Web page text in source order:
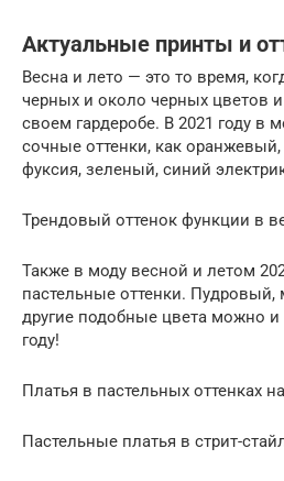
Актуальные принты и
Весна и лето — это то время,
черных и около черных цветов
своем гардеробе. В 2021 году в
сочные оттенки, как
фуксия, зеленый, синий
Трендовый оттенок функции в
Также в моду весной и летом
пастельные оттенки.
другие подобные цвета можно
году!
Платья в пастельных оттенках
Пастельные платья в стрит-